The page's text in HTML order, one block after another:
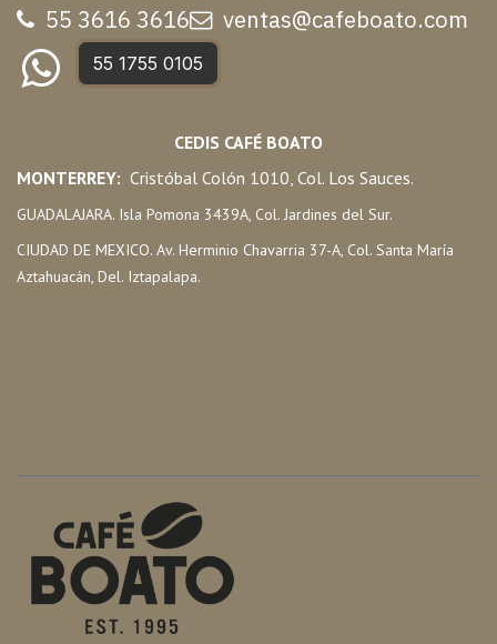
55 3616 3616
ventas@cafeboato.com
55 1755 0105
CEDIS CAFÉ BOATO
MONTERREY: Cristóbal Colón 1010, Col. Los Sauces.
GUADALAJARA. Isla Pomona 3439A, Col. Jardines del Sur.
CIUDAD DE MEXICO. Av. Herminio Chavarria 37-A, Col. Santa María
Aztahuacán, Del. Iztapalapa.